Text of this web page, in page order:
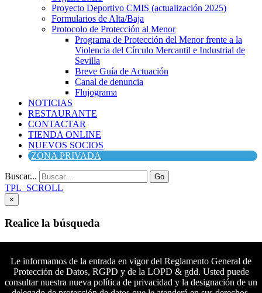
Proyecto Deportivo CMIS (actualización 2025)
Formularios de Alta/Baja
Protocolo de Protección al Menor
Programa de Protección del Menor frente a la
Violencia del Círculo Mercantil e Industrial de
Sevilla
Breve Guía de Actuación
Canal de denuncia
Flujograma
NOTICIAS
RESTAURANTE
CONTACTAR
TIENDA ONLINE
NUEVOS SOCIOS
ZONA PRIVADA
Buscar... Go
TPL_SCROLL
×
Realice la búsqueda
Buscar
Síguenos en Facebook
Síguenos en Twitter
Le informamos de la entrada en vigor del Reglamento General de
Protección de Datos, RGPD y de la LOPD & gdd. Usted puede
consultar nuestra nueva política de privacidad y la designación de un